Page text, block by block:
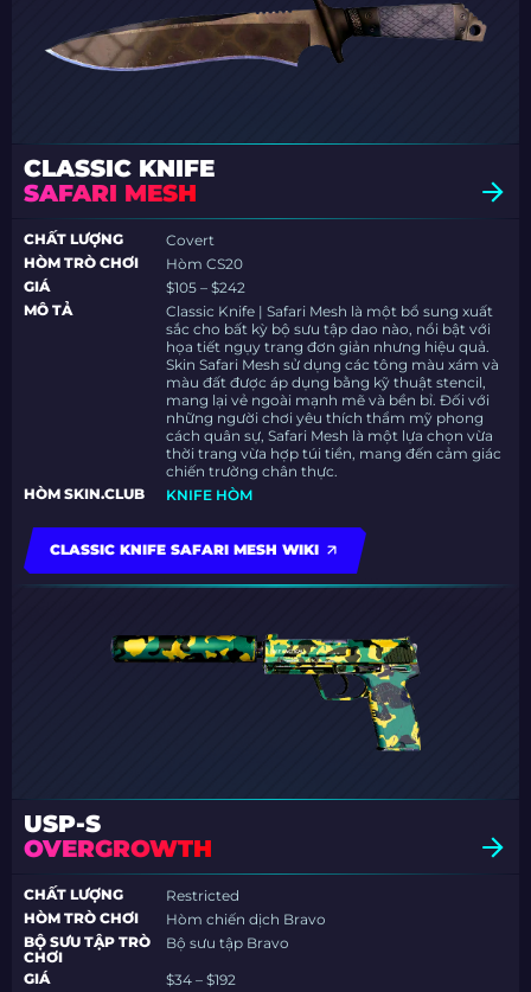
CLASSIC KNIFE
SAFARI MESH
CHẤT LƯỢNG
Covert
HÒM TRÒ CHƠI
Hòm CS20
GIÁ
$105 – $242
MÔ TẢ
Classic Knife | Safari Mesh là một bổ sung xuất
sắc cho bất kỳ bộ sưu tập dao nào, nổi bật với
họa tiết ngụy trang đơn giản nhưng hiệu quả.
Skin Safari Mesh sử dụng các tông màu xám và
màu đất được áp dụng bằng kỹ thuật stencil,
mang lại vẻ ngoài mạnh mẽ và bền bỉ. Đối với
những người chơi yêu thích thẩm mỹ phong
cách quân sự, Safari Mesh là một lựa chọn vừa
thời trang vừa hợp túi tiền, mang đến cảm giác
chiến trường chân thực.
HÒM SKIN.CLUB
KNIFE HÒM
CLASSIC KNIFE SAFARI MESH WIKI
USP-S
OVERGROWTH
CHẤT LƯỢNG
Restricted
HÒM TRÒ CHƠI
Hòm chiến dịch Bravo
BỘ SƯU TẬP TRÒ
CHƠI
Bộ sưu tập Bravo
GIÁ
$34 – $192